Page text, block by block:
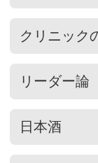
クリニック
リーダー論
日本酒